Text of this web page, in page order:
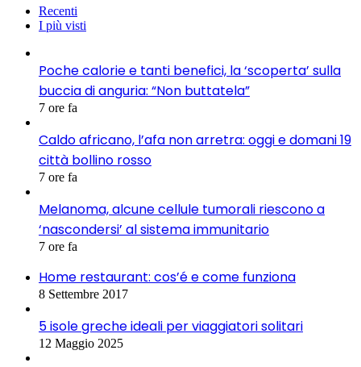
Recenti
I più visti
Poche calorie e tanti benefici, la ‘scoperta’ sulla
buccia di anguria: “Non buttatela”
7 ore fa
Caldo africano, l’afa non arretra: oggi e domani 19
città bollino rosso
7 ore fa
Melanoma, alcune cellule tumorali riescono a
‘nascondersi’ al sistema immunitario
7 ore fa
Home restaurant: cos’é e come funziona
8 Settembre 2017
5 isole greche ideali per viaggiatori solitari
12 Maggio 2025